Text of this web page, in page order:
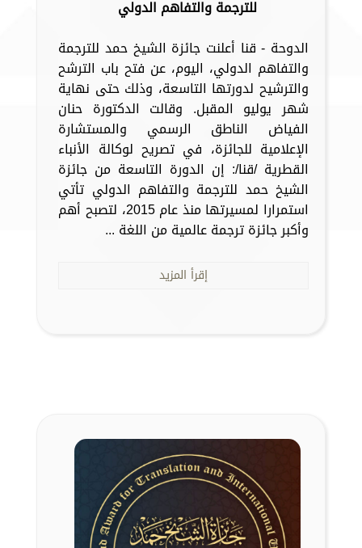
للترجمة والتفاهم الدولي
الدوحة - قنا أعلنت جائزة الشيخ حمد للترجمة
والتفاهم الدولي، اليوم، عن فتح باب الترشح
والترشيح لدورتها التاسعة، وذلك حتى نهاية
شهر يوليو المقبل. وقالت الدكتورة حنان
الفياض الناطق الرسمي والمستشارة
الإعلامية للجائزة، في تصريح لوكالة الأنباء
القطرية /قنا/: إن الدورة التاسعة من جائزة
الشيخ حمد للترجمة والتفاهم الدولي تأتي
استمرارا لمسيرتها منذ عام 2015، لتصبح أهم
وأكبر جائزة ترجمة عالمية من اللغة ...
إقرأ المزيد